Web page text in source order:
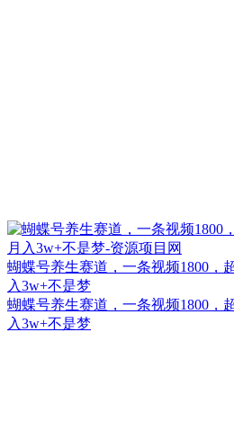
蝴蝶号养生赛道，一条视频1800，
入3w+不是梦
蝴蝶号养生赛道，一条视频1800，
入3w+不是梦